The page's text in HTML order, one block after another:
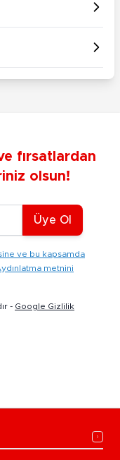
fırsatlardan
olsun!
Adresiniz
Üye Ol
ve bu kapsamda
metnini
- Google Gizlilik